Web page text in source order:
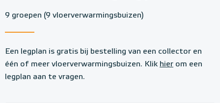
9 groepen (9 vloerverwarmingsbuizen)
Een legplan is gratis bij bestelling van een collector en
één of meer vloerverwarmingsbuizen. Klik hier om een
legplan aan te vragen.